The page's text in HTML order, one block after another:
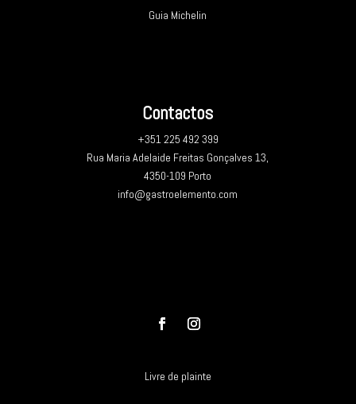
Guia Michelin
Contactos
+351 225 492 399
Rua Maria Adelaide Freitas Gonçalves 13,
4350-109 Porto
info@gastroelemento.com
Livre de plainte